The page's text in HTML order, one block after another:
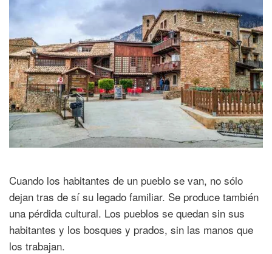
Cuando los habitantes de un pueblo se van, no sólo
dejan tras de sí su legado familiar. Se produce también
una pérdida cultural. Los pueblos se quedan sin sus
habitantes y los bosques y prados, sin las manos que
los trabajan.